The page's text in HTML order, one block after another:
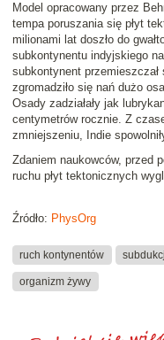
Model opracowany przez
tempa poruszania się płyt
milionami lat doszło do
subkontynentu indyjskiego
subkontynent przemieszczał
zgromadziło się nań dużo
Osady zadziałały jak
centymetrów rocznie. Z
zmniejszeniu, Indie
Zdaniem naukowców, przed
ruchu płyt tektonicznych
Źródło: PhysOrg
ruch kontynentów
organizm żywy